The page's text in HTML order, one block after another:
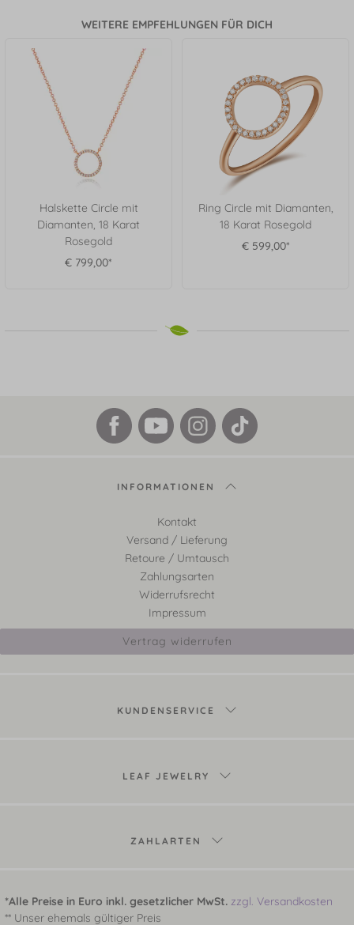
WEITERE EMPFEHLUNGEN FÜR DICH
Halskette Circle mit
Diamanten, 18 Karat
Rosegold
€ 799,00*
Ring Circle mit Diamanten,
18 Karat Rosegold
€ 599,00*
INFORMATIONEN
Kontakt
Versand / Lieferung
Retoure / Umtausch
Zahlungsarten
Widerrufsrecht
Impressum
Vertrag widerrufen
KUNDENSERVICE
LEAF JEWELRY
ZAHLARTEN
*Alle Preise in Euro inkl. gesetzlicher MwSt. zzgl. Versandkosten
** Unser ehemals gültiger Preis